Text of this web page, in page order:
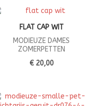
FLAT CAP WIT
MODIEUZE DAMES
ZOMERPETTEN
€ 20,00